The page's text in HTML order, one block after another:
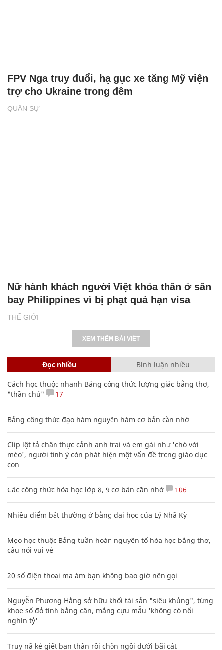
QUÂN SỰ
FPV Nga truy đuổi, hạ gục xe tăng Mỹ viện
trợ cho Ukraine trong đêm
THẾ GIỚI
Nữ hành khách người Việt khỏa thân ở sân
bay Philippines vì bị phạt quá hạn visa
XEM THÊM BÀI VIẾT
Đọc nhiều Bình luận nhiều
Cách học thuộc nhanh Bảng công thức lượng giác bằng thơ,
"thần chú"
17
Bảng công thức đạo hàm nguyên hàm cơ bản cần nhớ
Clip lột tả chân thực cảnh anh trai và em gái như 'chó với
mèo', người tinh ý còn phát hiện một vấn đề trong giáo dục
con
Các công thức hóa học lớp 8, 9 cơ bản cần nhớ 106
Nhiều điểm bất thường ở bằng đại học của Lý Nhã Kỳ
Mẹo học thuộc Bảng tuần hoàn nguyên tố hóa học bằng thơ,
câu nói vui vẻ
20 số điện thoại ma ám bạn không bao giờ nên gọi
Nguyễn Phương Hằng sở hữu khối tài sản "siêu khủng", từng
khoe sổ đỏ tính bằng cân, mắng cựu mẫu 'không có nổi
nghìn tỷ'
Truy nã kẻ giết bạn thân rồi chôn ngồi dưới bãi cát